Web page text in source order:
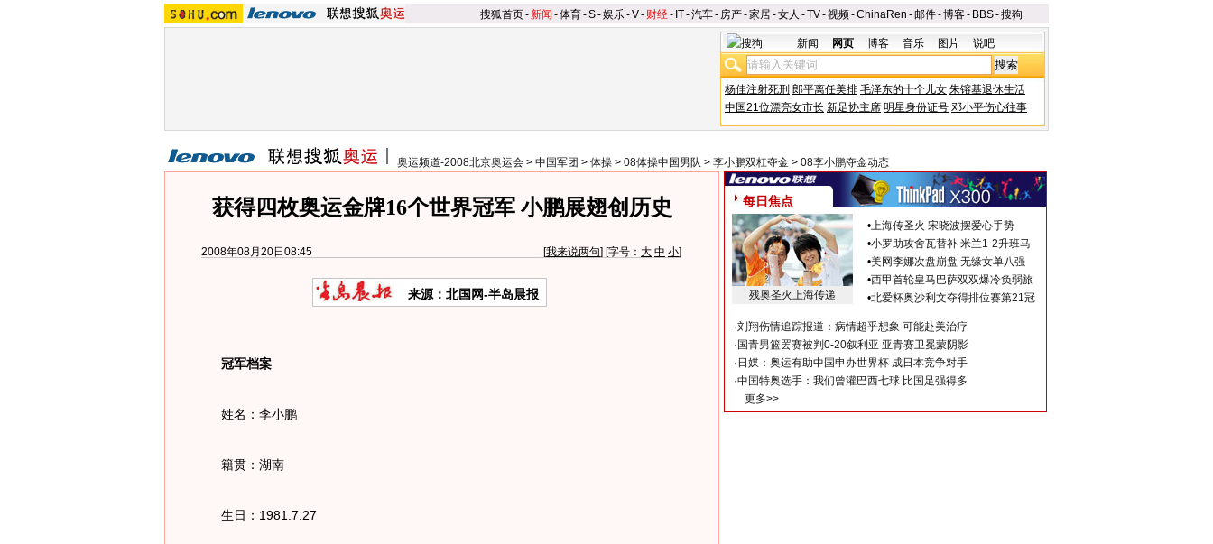
搜狐首页-新闻 -体育-S-娱乐-V- 财经- IT-汽车- 房产-家居-女人 -TV-视频-ChinaRen -邮件-博客- BBS-搜狗
新闻 网页 博客 音乐 图片 说吧
杨佳注射死刑 郎平离任美排 毛泽东的十个儿女 朱镕基退休生活
中国21位漂亮女市长 新足协主席 明星身份证号 邓小平伤心往事
奥运频道-2008北京奥运会 > 中国军团 > 体操 > 08体操中国男队 > 李小鹏双杠夺金 > 08李小鹏夺金动态
获得四枚奥运金牌16个世界冠军 小鹏展翅创历史
2008年08月20日08:45 [我来说两句] [字号： 大 中 小]
来源：北国网-半岛晨报
冠军档案
姓名：李小鹏
籍贯：湖南
生日：1981.7.27
每日焦点
残奥圣火上海传递
•上海传圣火 宋晓波摆爱心手势
•小罗助攻舍瓦替补 米兰1-2升班马
•美网李娜次盘崩盘 无缘女单八强
•西甲首轮皇马巴萨双双爆冷负弱旅
•北爱杯奥沙利文夺得排位赛第21冠
·刘翔伤情追踪报道：病情超乎想象 可能赴美治疗
· 国青男篮罢赛被判0-20叙利亚 亚青赛卫冕蒙阴影
· 日媒：奥运有助中国申办世界杯 成日本竞争对手
·中国特奥选手：我们曾灌巴西七球 比国足强得多
更多>>